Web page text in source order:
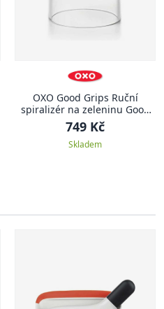
OXO Good Grips Ruční
spiralizér na zeleninu Good
Grips, 3 v 1
749 Kč
Skladem